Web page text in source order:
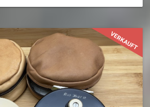
VERKAUFT